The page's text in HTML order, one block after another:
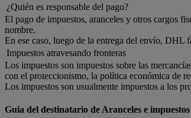
¿Quién es responsable del pago?
El pago de impuestos, aranceles y otros cargos
nombre.
En ese caso, luego de la entrega del envío, DHL
Impuestos atravesando fronteras
Los impuestos son impuestos sobre las
con el proteccionismo, la política económica de
Los impuestos son usualmente impuestos a los
Guia del destinatario de Aranceles e impuestos